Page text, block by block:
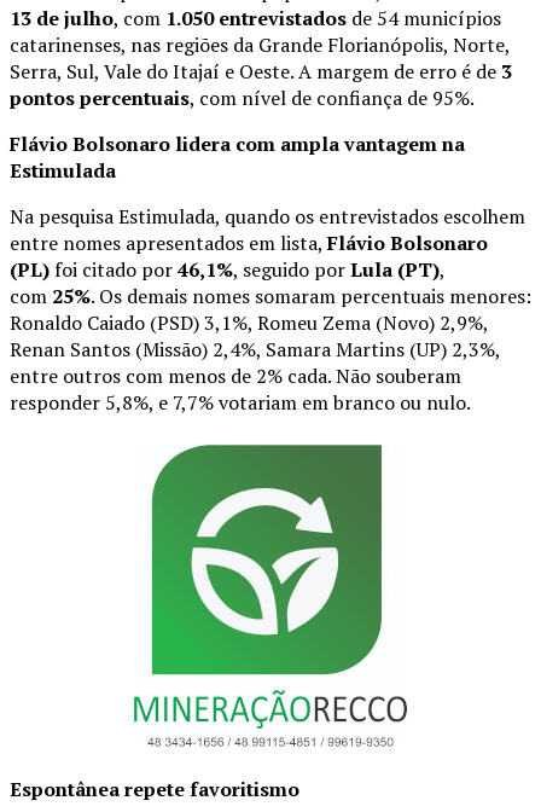
13 de julho, com 1.050 entrevistados de 54 municípios
catarinenses, nas regiões da Grande Florianópolis, Norte,
Serra, Sul, Vale do Itajaí e Oeste. A margem de erro é de 3
pontos percentuais, com nível de confiança de 95%.
Flávio Bolsonaro lidera com ampla vantagem na
Estimulada
Na pesquisa Estimulada, quando os entrevistados escolhem
entre nomes apresentados em lista,Flávio Bolsonaro
(PL)foi citado por46,1%, seguido porLula (PT),
com 25%. Os demais nomes somaram percentuais menores:
Ronaldo Caiado (PSD) 3,1%, Romeu Zema (Novo) 2,9%,
Renan Santos (Missão) 2,4%, Samara Martins (UP) 2,3%,
entre outros com menos de 2% cada. Não souberam
responder 5,8%, e 7,7% votariam em branco ou nulo.
Espontânea repete favoritismo